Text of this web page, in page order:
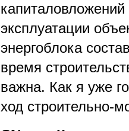
эксплуатации
энергоблока
время
важна. Как я уже
ход строительно-